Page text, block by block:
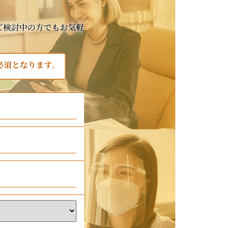
討中の方でもお気軽
となります。